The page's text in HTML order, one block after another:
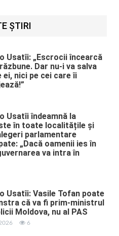
ȘTIRI
Usatîi: „Escrocii încearcă
Dar nu-i va salva
ei, nici pe cei care îi
Usatîi îndeamnă la
în toate localitățile și
parlamentare
„Dacă oamenii ies în
va intra în
Usatîi: Vasile Tofan poate
că va fi prim-ministrul
Moldova, nu al PAS
6